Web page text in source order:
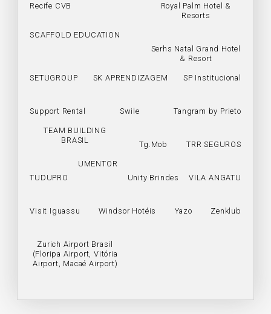
Recife CVB
Royal Palm Hotel &
Resorts
SCAFFOLD EDUCATION
Serhs Natal Grand Hotel
& Resort
SETUGROUP SK APRENDIZAGEM SP Institucional
Support Rental Swile Tangram by Prieto
TEAM BUILDING
BRASIL
Tg.Mob TRR SEGUROS
TUDUPRO
UMENTOR
Unity Brindes
VILA ANGATU
Visit Iguassu Windsor Hotéis Yazo Zenklub
Zurich Airport Brasil
(Floripa Airport, Vitória
Airport, Macaé Airport)